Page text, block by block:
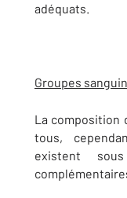
adéquats.
Groupes
La composition
tous,
existent